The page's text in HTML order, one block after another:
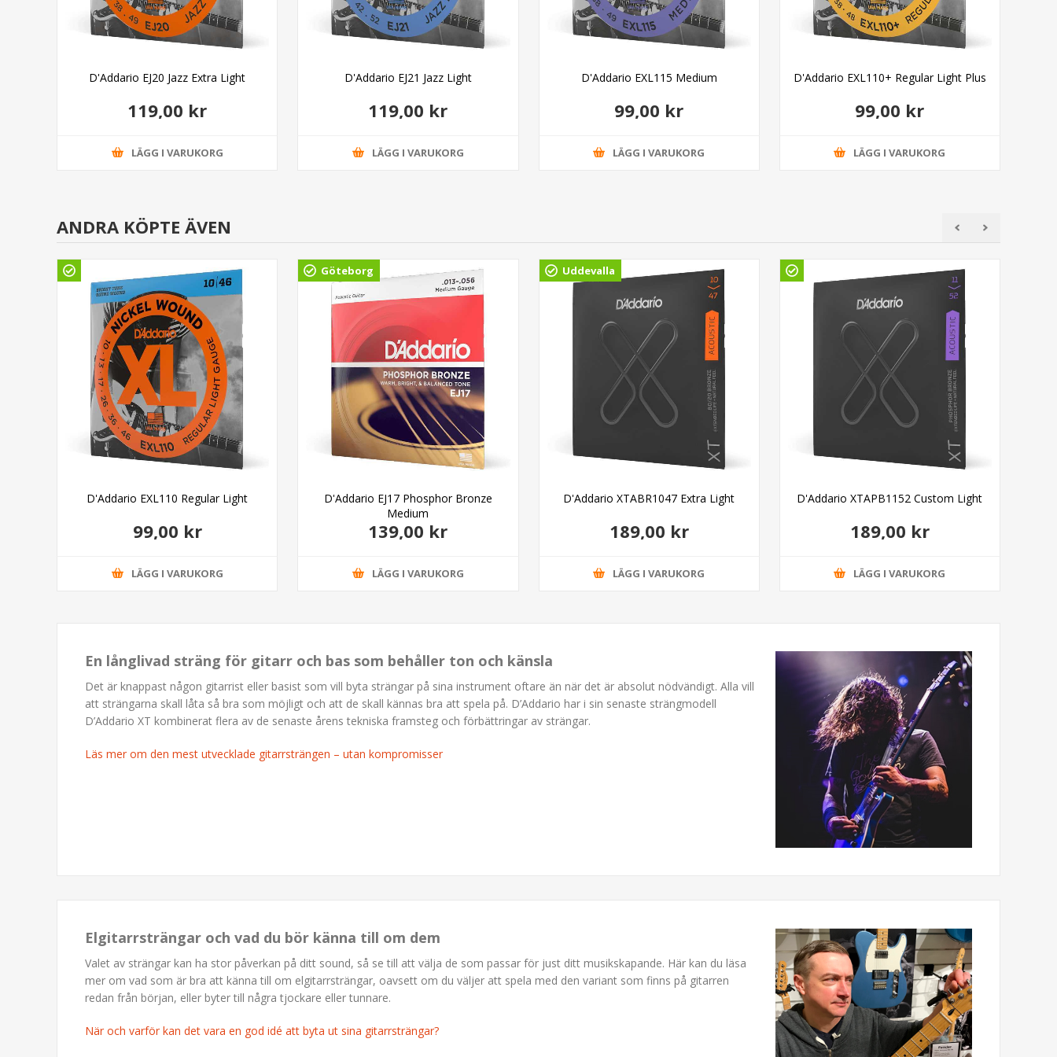
D'Addario EJ20 Jazz Extra Light
119,00 kr
LÄGG I VARUKORG
D'Addario EJ21 Jazz Light
119,00 kr
LÄGG I VARUKORG
D'Addario EXL115 Medium
99,00 kr
LÄGG I VARUKORG
D'Addario EXL110+ Regular Light Plus
99,00 kr
LÄGG I VARUKORG
ANDRA KÖPTE ÄVEN
D'Addario EXL110 Regular Light
99,00 kr
LÄGG I VARUKORG
Göteborg
D'Addario EJ17 Phosphor Bronze
Medium
139,00 kr
LÄGG I VARUKORG
Uddevalla
D'Addario XTABR1047 Extra Light
189,00 kr
LÄGG I VARUKORG
D'Addario XTAPB1152 Custom Light
189,00 kr
LÄGG I VARUKORG
En långlivad sträng för gitarr och bas som behåller ton och känsla
Det är knappast någon gitarrist eller basist som vill byta strängar på sina instrument oftare än när det är absolut nödvändigt. Alla vill
att strängarna skall låta så bra som möjligt och att de skall kännas bra att spela på. D’Addario har i sin senaste strängmodell
D’Addario XT kombinerat flera av de senaste årens tekniska framsteg och förbättringar av strängar.
Läs mer om den mest utvecklade gitarrsträngen – utan kompromisser
Elgitarrsträngar och vad du bör känna till om dem
Valet av strängar kan ha stor påverkan på ditt sound, så se till att välja de som passar för just ditt musikskapande. Här kan du läsa
mer om vad som är bra att känna till om elgitarrsträngar, oavsett om du väljer att spela med den variant som finns på gitarren
redan från början, eller byter till några tjockare eller tunnare.
När och varför kan det vara en god idé att byta ut sina gitarrsträngar?